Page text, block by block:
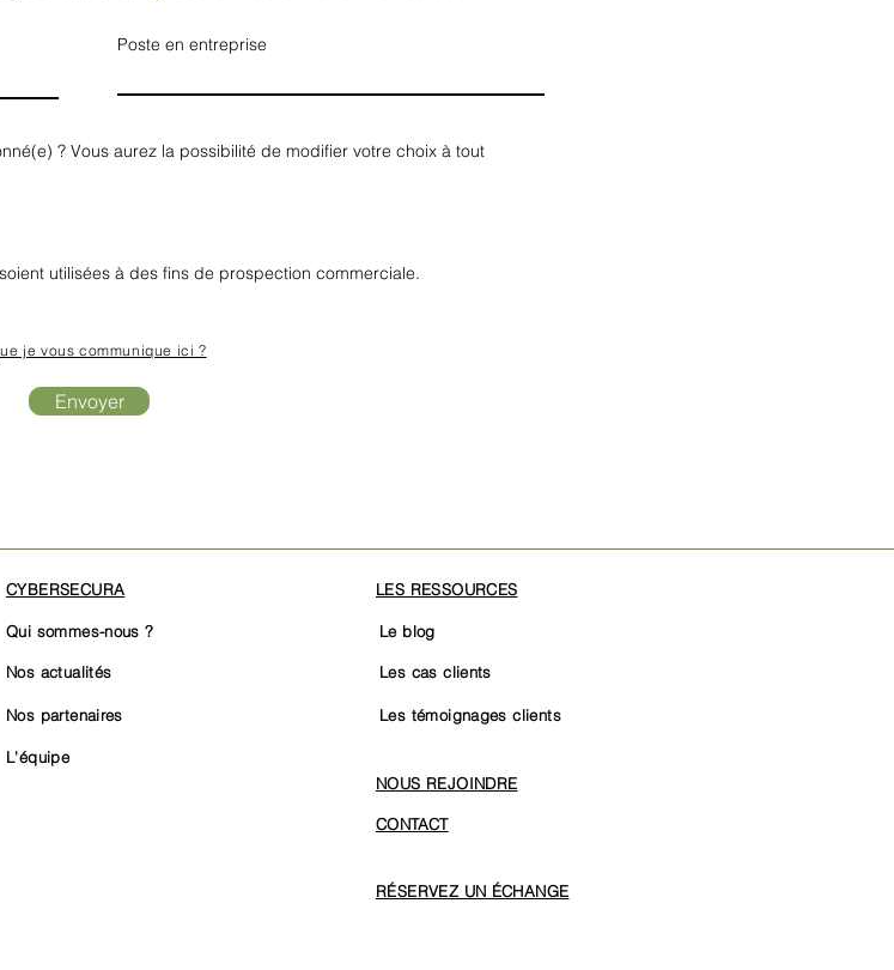
Poste en entreprise
? Vous aurez la possibilité de modifier votre choix à tout
utilisées à des fins de prospection commerciale.
je vous communique ici ?
Envoyer
CYBERSECURA
Qui sommes-nous ?
Nos actualités
Nos partenaires
L'équipe
LES RESSOURCES
Le blog
Les cas clients
Les témoignages clients
NOUS REJOINDRE
CONTACT
RÉSERVEZ UN ÉCHANGE